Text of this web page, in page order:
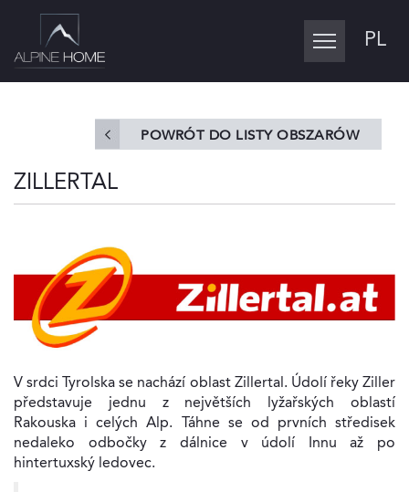
Toggle
navigation
PL
POWRÓT DO LISTY OBSZARÓW
ZILLERTAL
V srdci Tyrolska se nachází oblast Zillertal. Údolí řeky Ziller
představuje jednu z největších lyžařských oblastí
Rakouska i celých Alp. Táhne se od prvních středisek
nedaleko odbočky z dálnice v údolí Innu až po
hintertuxský ledovec.